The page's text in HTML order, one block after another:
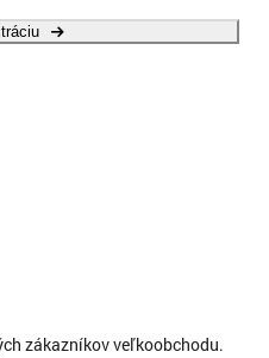
zákazníkov veľkoobchodu.